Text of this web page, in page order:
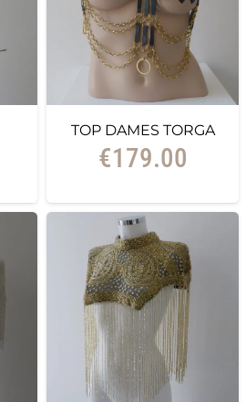
TOP DAMES TORGA
€179.00